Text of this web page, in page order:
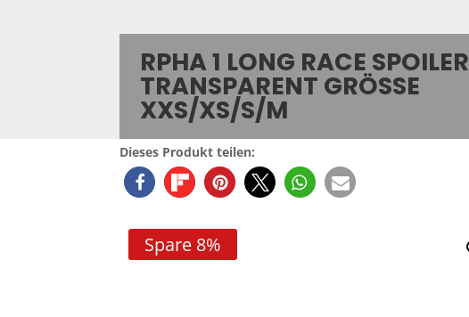
RPHA 1 LONG RACE SPOILER
TRANSPARENT GRÖSSE X
XS/XS/S/M
Dieses Produkt teilen:
Spare 8%